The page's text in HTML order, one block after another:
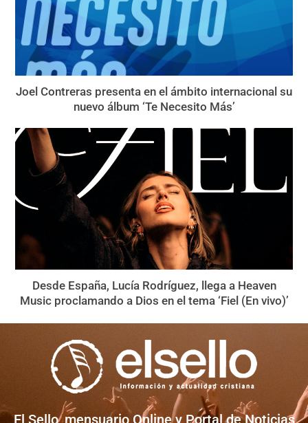
Joel Contreras presenta en el ámbito internacional su
nuevo álbum ‘Te Necesito Más’
Desde España, Lucía Rodríguez, llega a Heaven
Music proclamando a Dios en el tema ‘Fiel (En vivo)’
El Sello, mensuario Online y Portal de Noticias